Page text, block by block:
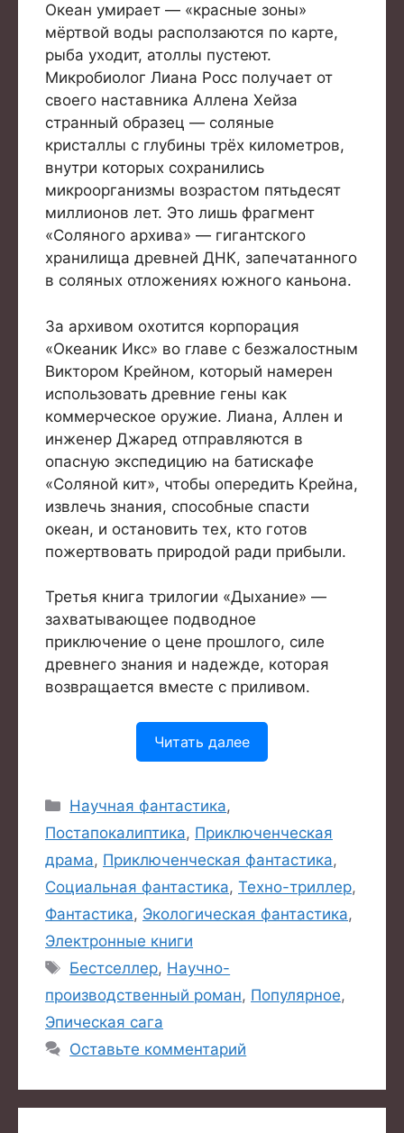
Океан умирает — «красные зоны»
мёртвой воды расползаются по карте,
рыба уходит, атоллы пустеют.
Микробиолог Лиана Росс получает от
своего наставника Аллена Хейза
странный образец — соляные
кристаллы с глубины трёх километров,
внутри которых сохранились
микроорганизмы возрастом пятьдесят
миллионов лет. Это лишь фрагмент
«Соляного архива» — гигантского
хранилища древней ДНК, запечатанного
в соляных отложениях южного каньона.
За архивом охотится корпорация
«Океаник Икс» во главе с безжалостным
Виктором Крейном, который намерен
использовать древние гены как
коммерческое оружие. Лиана, Аллен и
инженер Джаред отправляются в
опасную экспедицию на батискафе
«Соляной кит», чтобы опередить Крейна,
извлечь знания, способные спасти
океан, и остановить тех, кто готов
пожертвовать природой ради прибыли.
Третья книга трилогии «Дыхание» —
захватывающее подводное
приключение о цене прошлого, силе
древнего знания и надежде, которая
возвращается вместе с приливом.
Читать далее
Рубрики
Научная фантастика,
Постапокалиптика, Приключенческая
драма, Приключенческая фантастика,
Социальная фантастика, Техно-триллер,
Фантастика, Экологическая фантастика,
Электронные книги
Метки
Бестселлер, Научно-
производственный роман, Популярное,
Эпическая сага
Оставьте комментарий